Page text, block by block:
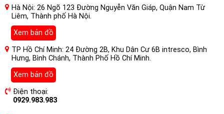
Hà Nội: 26 Ngõ 123 Đường Nguyễn Văn Giáp, Quận Nam Từ
Liêm, Thành phố Hà Nội.
Xem bản đồ
TP Hồ Chí Minh: 24 Đường 2B, Khu Dân Cư 6B intresco, Bình
Hưng, Bình Chánh, Thành Phố Hồ Chí Minh.
Xem bản đồ
Điện thoại:
0929.983.983